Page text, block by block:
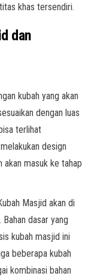
khas tersendiri.
dan
kubah yang akan
dengan luas
terlihat
design
akan masuk ke tahap
Masjid akan di
dasar yang
kubah masjid ini
beberapa kubah
kombinasi bahan